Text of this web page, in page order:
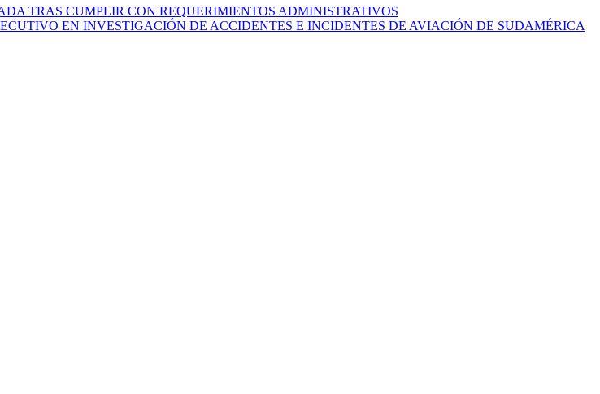
TRAS CUMPLIR CON REQUERIMIENTOS ADMINISTRATIVOS
EN INVESTIGACIÓN DE ACCIDENTES E INCIDENTES DE AVIACIÓN DE SUDAMÉRICA